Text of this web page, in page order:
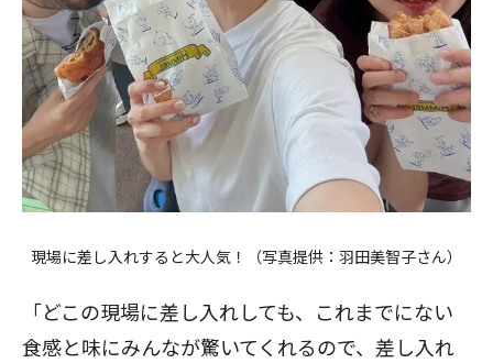
現場に差し入れすると大人気！（写真提供：羽田美智子さん）
「どこの現場に差し入れしても、これまでにない
食感と味にみんなが驚いてくれるので、差し入れ